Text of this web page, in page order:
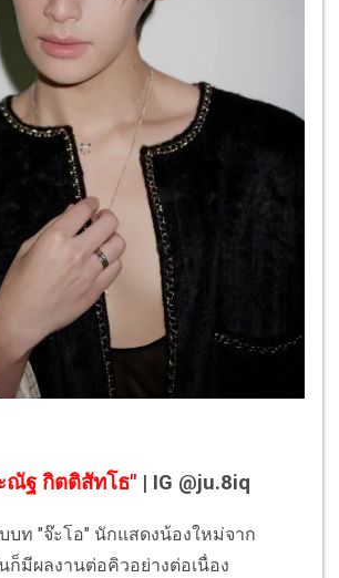
ณัฐ กิตติสัทโธ" | IG @ju.8iq
บท "จ๊ะโอ" นักแสดงน้องใหม่จาก
ก็มีผลงานต่อคิวอย่างต่อเนื่อง